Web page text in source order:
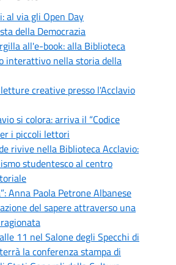
al via gli Open Day
della Democrazia
all'e-book: alla Biblioteca
interattivo nella storia della
creative presso l'Acclavio
si colora: arriva il “Codice
i piccoli lettori
rivive nella Biblioteca Acclavio:
studentesco al centro
Anna Paola Petrone Albanese
del sapere attraverso una
11 nel Salone degli Specchi di
la conferenza stampa di